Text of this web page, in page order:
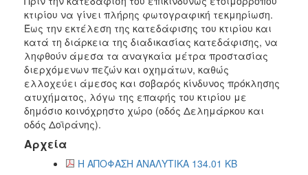
κτιρίου να γίνει πλήρης φωτογραφική τεκμηρίωση.
Έως την εκτέλεση της κατεδάφισης του κτιρίου και
κατά τη διάρκεια της διαδικασίας κατεδάφισης, να
ληφθούν άμεσα τα αναγκαία μέτρα προστασίας
διερχόμενων πεζών και οχημάτων, καθώς
ελλοχεύει άμεσος και σοβαρός κίνδυνος πρόκλησης
ατυχήματος, λόγω της επαφής του κτιρίου με
δημόσιο κοινόχρηστο χώρο (οδός Δελημάρκου και
οδός Δοϊράνης).
Αρχεία
Η ΑΠΟΦΑΣΗ ΑΝΑΛΥΤΙΚΑ 134.01 KB